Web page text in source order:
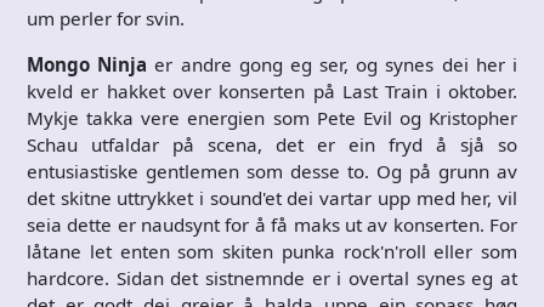
um perler for svin.
Mongo Ninja er andre gong eg ser, og synes dei her i
kveld er hakket over konserten på Last Train i oktober.
Mykje takka vere energien som Pete Evil og Kristopher
Schau utfaldar på scena, det er ein fryd å sjå so
entusiastiske gentlemen som desse to. Og på grunn av
det skitne uttrykket i sound'et dei vartar upp med her, vil
seia dette er naudsynt for å få maks ut av konserten. For
låtane let enten som skiten punka rock'n'roll eller som
hardcore. Sidan det sistnemnde er i overtal synes eg at